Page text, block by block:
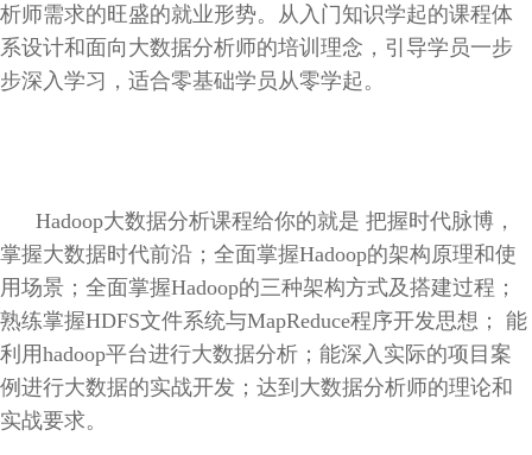
析师需求的旺盛的就业形势。从入门知识学起的课程体
系设计和面向大数据分析师的培训理念，引导学员一步
步深入学习，适合零基础学员从零学起。
Hadoop大数据分析课程给你的就是 把握时代脉博，
掌握大数据时代前沿； 全面掌握Hadoop的架构原理和使
用场景；全面掌握Hadoop的三种架构方式及搭建过程；
熟练掌握HDFS文件系统与MapReduce程序开发思想； 能
利用hadoop平台进行大数据分析；能深入实际的项目案
例进行大数据的实战开发；达到大数据分析师的理论和
实战要求。